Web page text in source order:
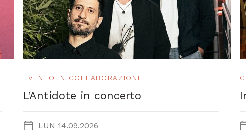
EVENTO IN COLLABORAZIONE
L’Antidote in concerto
LUN 14.09.2026